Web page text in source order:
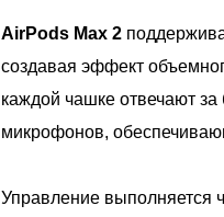
AirPods Max 2
создавая эффект
каждой чашке отвечают за
микрофонов,
Управление выполняется